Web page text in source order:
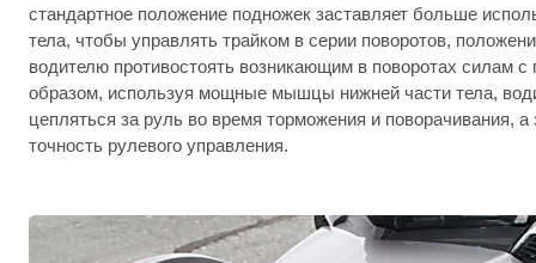
стандартное положение подножек заставляет больше
тела, чтобы управлять трайком в серии поворотов,
водителю противостоять возникающим в поворотах силам
образом, используя мощные мышцы нижней части тела,
цепляться за руль во время торможения и поворачивания,
точность рулевого управления.